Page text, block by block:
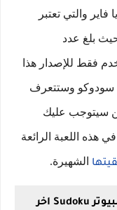
والتي تعتبر
بلغ عدد
فقط للإصدار هذا
سودوكو وستتعرف
سيتوجب عليك
هذه اللعبة الرائعة
الشهيرة.
تحميل لعبة سودوكو بدون نت للكمبيوتر Sudoku اخر